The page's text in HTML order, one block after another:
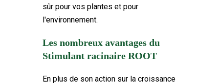
sûr pour vos plantes et pour
l'environnement.
Les nombreux avantages du
Stimulant racinaire ROOT
En plus de son action sur la croissance